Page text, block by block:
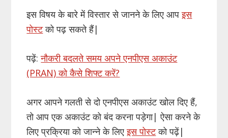
इस विषय के बारे में विस्तार से जानने के लिए आपइस
पोस्टको पढ़ सकते हैं|
पढ़ें:नौकरी बदलते समय अपने एनपीएस अकाउंट
(PRAN) को कैसे शिफ्ट करें?
अगर आपने गलती से दो एनपीएस अकाउंट खोल दिए हैं,
तो आप एक अकाउंट को बंद करना पड़ेगा| ऐसा करने के
लिए प्रक्रिया को जान्ने के लिएइस पोस्टको पढ़ें|